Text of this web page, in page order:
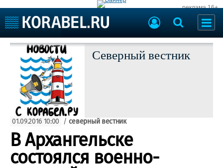
реклама 16+
Судостроение
Судоходство
Судоремонт
События
Пресс-релизы
Порты
Рыболовство
ВМФ
Образование
Яхты и катера
Еще
Судостроение
Пульс
Торговая площадка
Доска объявлений
Северный вестник
01.09.2016 10:00 / северный вестник
В Архангельске
состоялся военно-